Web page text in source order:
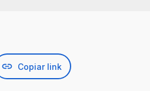
Copiar link